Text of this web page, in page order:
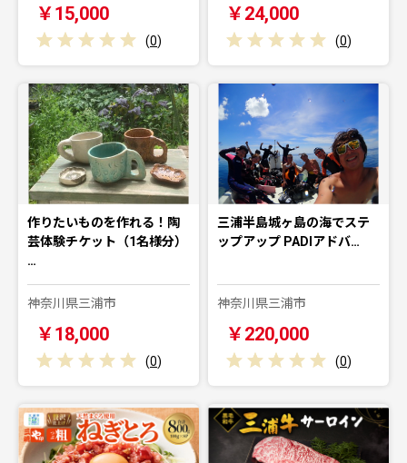
￥15,000
(0)
￥24,000
(0)
作りたいものを作れる！陶
芸体験チケット（1名様分）
…
神奈川県三浦市
￥18,000
(0)
三浦半島城ヶ島の海でステ
ップアップ PADIアドバ…
神奈川県三浦市
￥220,000
(0)